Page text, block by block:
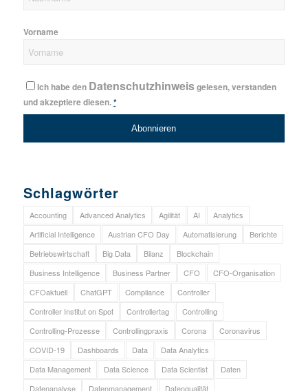
Vorname
Ich habe den Datenschutzhinweisgelesen, verstanden
und akzeptiere diesen.*
Schlagwörter
Accounting Advanced Analytics Agilität AI
Analytics
Artificial Intelligence
Austrian CFO Day Automatisierung
Berichte
Betriebswirtschaft
Big Data Bilanz
Blockchain
Business Intelligence
Business Partner CFO
CFO-Organisation
CFOaktuell
ChatGPT Compliance
Controller
Controller Institut on Spot
Controllertag
Controlling
Controlling-Prozesse
Controllingpraxis Corona
Coronavirus
COVID-19
Dashboards Data
Data Analytics
Data Management
Data Science Data Scientist
Daten
Datenanalyse
Datenmanagement Datenqualität